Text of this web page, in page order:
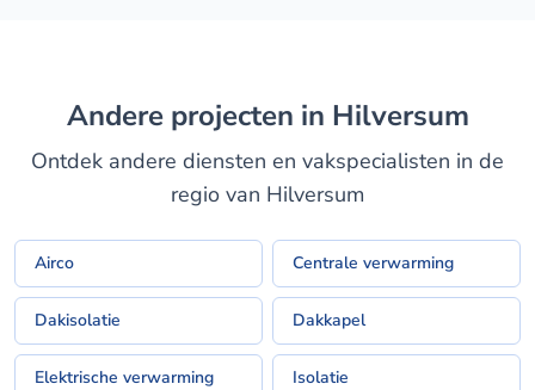
Andere projecten in Hilversum
Ontdek andere diensten en vakspecialisten in de
regio van Hilversum
Airco Centrale verwarming
Dakisolatie Dakkapel
Elektrische verwarming Isolatie